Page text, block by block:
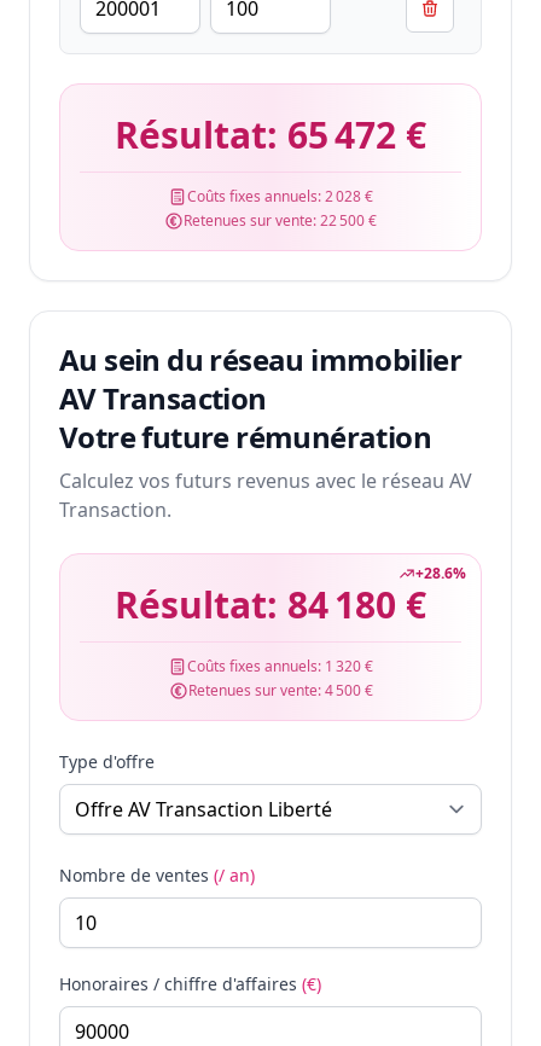
Résultat: 65 472 €
Coûts fixes annuels:2 028 €
Retenues sur vente:22 500 €
Au sein du réseau immobilier
AV Transaction
Votre future rémunération
Calculez vos futurs revenus avec le réseau AV
Transaction.
+28.6%
Résultat: 84 180 €
Coûts fixes annuels: 1 320 €
Retenues sur vente:4 500 €
Type d'offre
Nombre de ventes (/ an)
Honoraires / chiffre d'affaires (€)